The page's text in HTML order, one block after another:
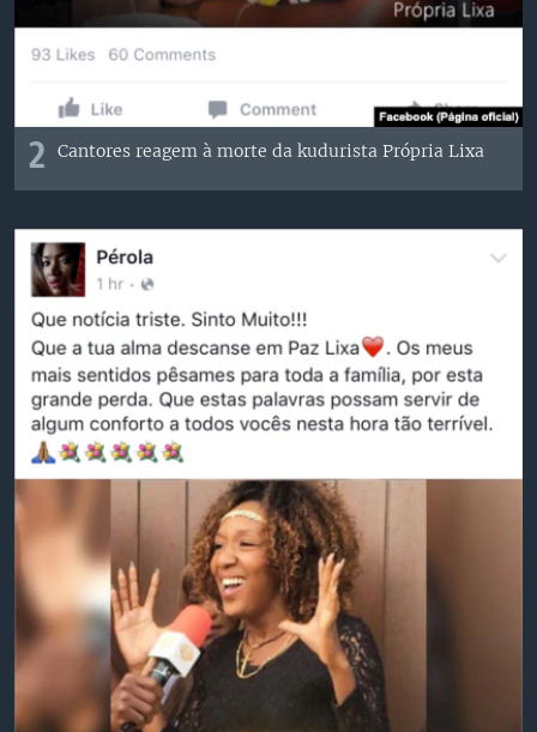
2 Cantores reagem à morte da kudurista Própria Lixa